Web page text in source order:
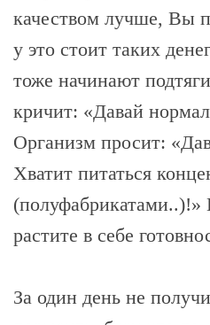
качеством лучше, Вы
у это стоит таких
тоже начинают
кричит: «Давай
Организм просит:
Хватит питаться
растите в себе
За один день не